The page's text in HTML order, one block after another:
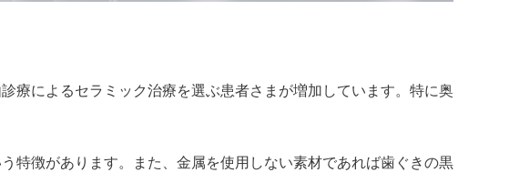
療によるセラミック治療を選ぶ患者さまが増加しています。特に奥
特徴があります。また、金属を使用しない素材であれば歯ぐきの黒